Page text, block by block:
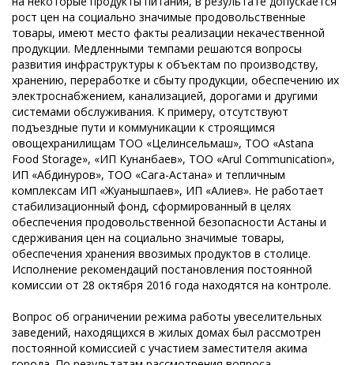
рост цен на социально значимые продовольственные
товары, имеют место факты реализации некачественной
продукции. Медленными темпами решаются вопросы
развития инфраструктуры к объектам по производству,
хранению, переработке и сбыту продукции, обеспечению их
электроснабжением, канализацией, дорогами и другими
системами обслуживания. К примеру, отсутствуют
подъездные пути и коммуникации к строящимся
овощехранилищам ТОО «Целинсельмаш», ТОО «Astana
Food Storage», «ИП Кунанбаев», ТОО «Arul Communication»,
ИП «Абдинуров», ТОО «Сага-Астана» и тепличным
комплексам ИП «Жуанышпаев», ИП «Алиев». Не работает
стабилизационный фонд, сформированный в целях
обеспечения продовольственной безопасности Астаны и
сдерживания цен на социально значимые товары,
обеспечения хранения ввозимых продуктов в столице.
Исполнение рекомендаций постановления постоянной
комиссии от 28 октября 2016 года находятся на контроле.
Вопрос об ограничении режима работы увеселительных
заведений, находящихся в жилых домах был рассмотрен
постоянной комиссией с участием заместителя акима